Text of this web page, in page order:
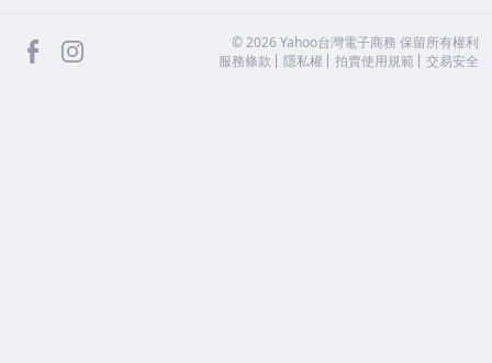
facebook ©2026 Yahoo台灣電子商務 保留所有權利
服務條款
隱私權 拍賣使用規範 交易安全